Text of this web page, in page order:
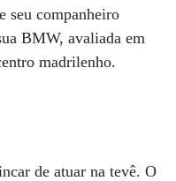
seu companheiro
BMW, avaliada em
madrilenho.
de atuar na tevê. O